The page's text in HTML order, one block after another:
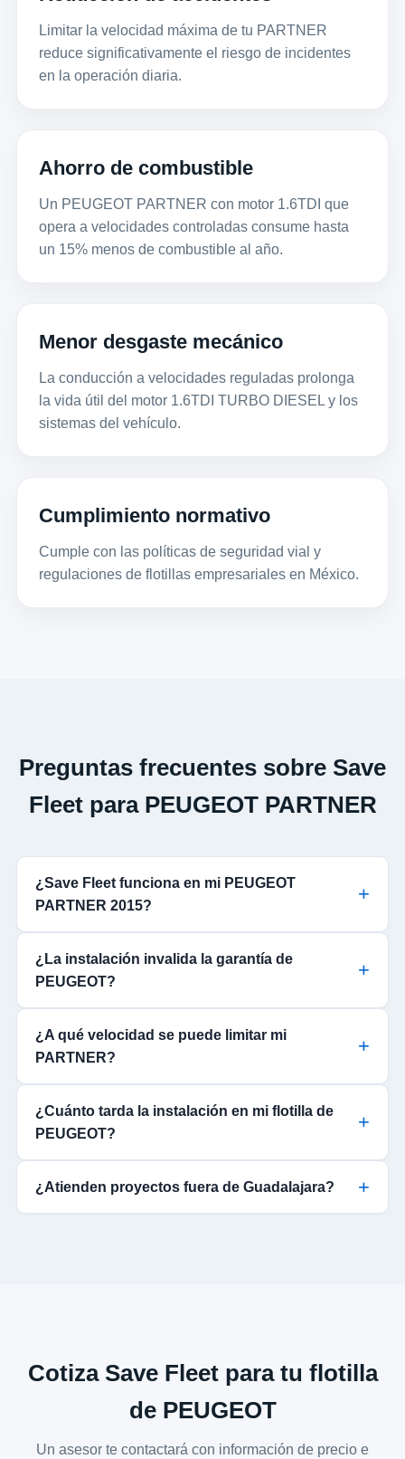
Limitar la velocidad máxima de tu PARTNER
reduce significativamente el riesgo de incidentes
en la operación diaria.
Ahorro de combustible
Un PEUGEOT PARTNER con motor 1.6TDI que
opera a velocidades controladas consume hasta
un 15% menos de combustible al año.
Menor desgaste mecánico
La conducción a velocidades reguladas prolonga
la vida útil del motor 1.6TDI TURBO DIESEL y los
sistemas del vehículo.
Cumplimiento normativo
Cumple con las políticas de seguridad vial y
regulaciones de flotillas empresariales en México.
Preguntas frecuentes sobre Save
Fleet para PEUGEOT PARTNER
¿Save Fleet funciona en mi PEUGEOT
PARTNER 2015?
¿La instalación invalida la garantía de
PEUGEOT?
¿A qué velocidad se puede limitar mi
PARTNER?
¿Cuánto tarda la instalación en mi flotilla de
PEUGEOT?
¿Atienden proyectos fuera de Guadalajara?
Cotiza Save Fleet para tu flotilla
de PEUGEOT
Un asesor te contactará con información de precio e